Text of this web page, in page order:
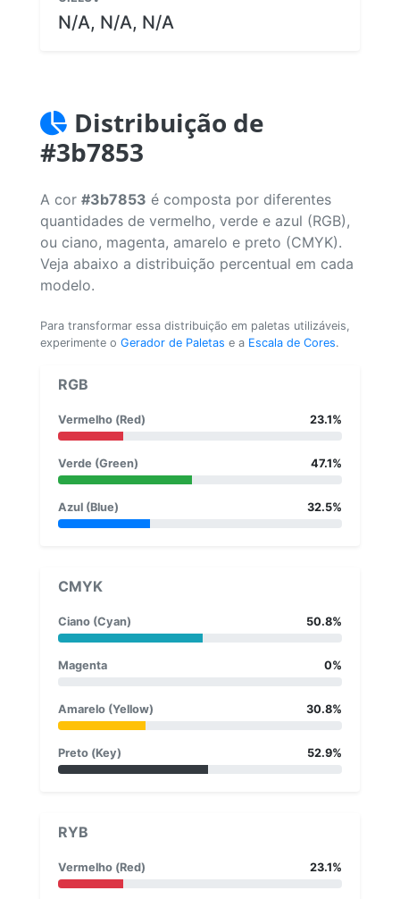
N/A, N/A, N/A
Distribuição de
#3b7853
A cor #3b7853 é composta por diferentes
quantidades de vermelho, verde e azul (RGB),
ou ciano, magenta, amarelo e preto (CMYK).
Veja abaixo a distribuição percentual em cada
modelo.
Para transformar essa distribuição em paletas utilizáveis,
experimente o Gerador de Paletas e a Escala de Cores.
RGB
Vermelho (Red) 23.1%
Verde (Green) 47.1%
Azul (Blue) 32.5%
CMYK
Ciano (Cyan) 50.8%
Magenta 0%
Amarelo (Yellow) 30.8%
Preto (Key) 52.9%
RYB
Vermelho (Red) 23.1%